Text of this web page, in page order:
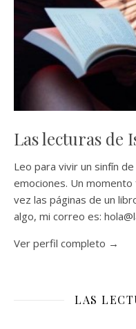
Las lecturas de
Leo para vivir un sinfín
emociones. Un
vez las páginas de un
algo, mi correo es:
Ver perfil completo →
LAS